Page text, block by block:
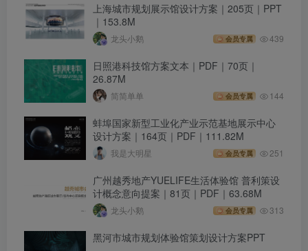
上海城市规划展示馆设计方案｜205页｜PPT
｜153.8M
龙头小鹅 会员专属 439
日照港科技馆方案文本｜PDF｜70页｜
26.87M
简简单单 会员专属 144
蚌埠国家新型工业化产业示范基地展示中心
设计方案｜164页｜PDF｜111.82M
我是大明星 会员专属 251
广州越秀地产YUELIFE生活体验馆 普利策设
计概念意向提案｜81页｜PDF｜63.68M
龙头小鹅 会员专属 313
黑河市城市规划体验馆策划设计方案PPT